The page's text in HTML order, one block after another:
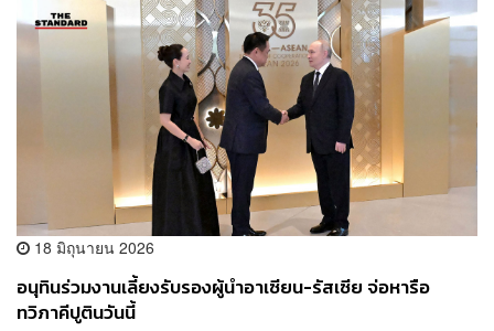
18 มิถุนายน 2026
อนุทินร่วมงานเลี้ยงรับรองผู้นำอาเซียน-รัสเซีย จ่อหารือ
ทวิภาคีปูตินวันนี้